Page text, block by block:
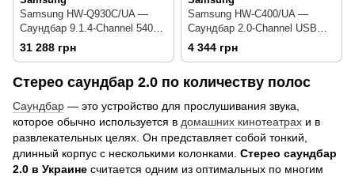
Samsung HW-Q930C/UA —
Саундбар 9.1.4-Channel 540
Вт HDMI Bluetooth Wi Fi
31 288 грн
Samsung HW-C400/UA —
Саундбар 2.0-Channel USB
Bluetooth
4 344 грн
Стерео саундбар 2.0 по количеству полос
Саундбар — это устройство для прослушивания звука,
которое обычно используется в домашних кинотеатрах и в
развлекательных целях. Он представляет собой тонкий,
длинный корпус с несколькими колонками. Стерео саундбар
2.0 в Украине считается одним из оптимальных по многим